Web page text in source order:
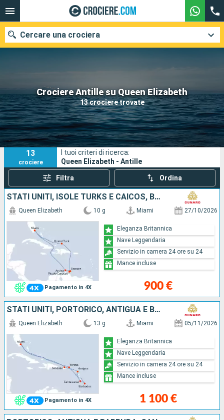
Crociere Antille su Queen Elizabeth
13 crociere trovate
Cercare una crociera
Le nostre destinazioni
Mesi di partenza
Porti Compagnie
Ricerca
13
crociere
I tuoi criteri di ricerca:
Queen Elizabeth - Antille
Filtra Ordina
STATI UNITI, ISOLE TURKS E CAICOS, BONAIRE, ARUBA
Pagamento in 4X
Queen Elizabeth 10 g Miami 27/10/2026
900 €
Eleganza Britannica
Nave Leggendaria
Servizio in camera 24 ore su 24
Mance incluse
STATI UNITI, PORTORICO, ANTIGUA E BARBUDA, SANTA LUCIA, BARBADOS, SAINT MARTIN, TORTOLA
Pagamento in 4X
Queen Elizabeth 13 g Miami 05/11/2026
1 100 €
Eleganza Britannica
Nave Leggendaria
Servizio in camera 24 ore su 24
Mance incluse